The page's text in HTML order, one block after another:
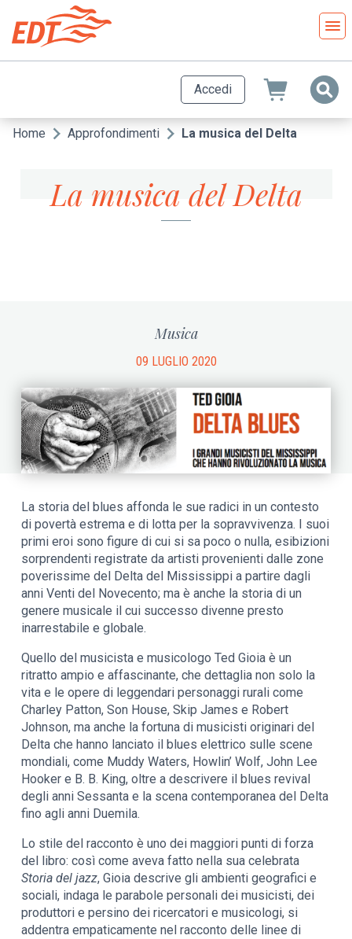
contenuto
principale
Accedi
Briciole
Home Approfondimenti La musica del Delta
La musica del Delta
Musica
09 LUGLIO 2020
La storia del blues affonda le sue radici in un contesto
di povertà estrema e di lotta per la sopravvivenza. I suoi
primi eroi sono figure di cui si sa poco o nulla, esibizioni
sorprendenti registrate da artisti provenienti dalle zone
poverissime del Delta del Mississippi a partire dagli
anni Venti del Novecento; ma è anche la storia di un
genere musicale il cui successo divenne presto
inarrestabile e globale.
Quello del musicista e musicologo Ted Gioia è un
ritratto ampio e affascinante, che dettaglia non solo la
vita e le opere di leggendari personaggi rurali come
Charley Patton, Son House, Skip James e Robert
Johnson, ma anche la fortuna di musicisti originari del
Delta che hanno lanciato il blues elettrico sulle scene
mondiali, come Muddy Waters, Howlin’ Wolf, John Lee
Hooker e B. B. King, oltre a descrivere il blues revival
degli anni Sessanta e la scena contemporanea del Delta
fino agli anni Duemila.
Lo stile del racconto è uno dei maggiori punti di forza
del libro: così come aveva fatto nella sua celebrata
Storia del jazz, Gioia descrive gli ambienti geografici e
sociali, indaga le parabole personali dei musicisti, dei
produttori e persino dei ricercatori e musicologi, si
addentra empaticamente nel racconto delle linee di